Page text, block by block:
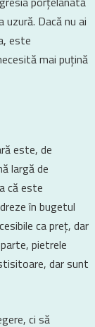
Dacă nu ai
este
mai puțină
este, de
largă de
că este
în bugetul
ca preț, dar
pietrele
dar sunt
ci să